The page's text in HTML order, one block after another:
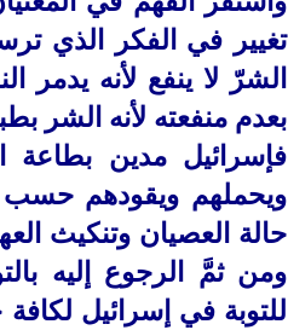
تغيير في الفكر الذي
الشرّ لا ينفع لأنه يدمر
بعدم منفعته لأنه الشر
فإسرائيل مدين بطاعة
ويحملهم ويقودهم حسب
حالة العصيان وتنكيث
ومن ثمَّ الرجوع إليه